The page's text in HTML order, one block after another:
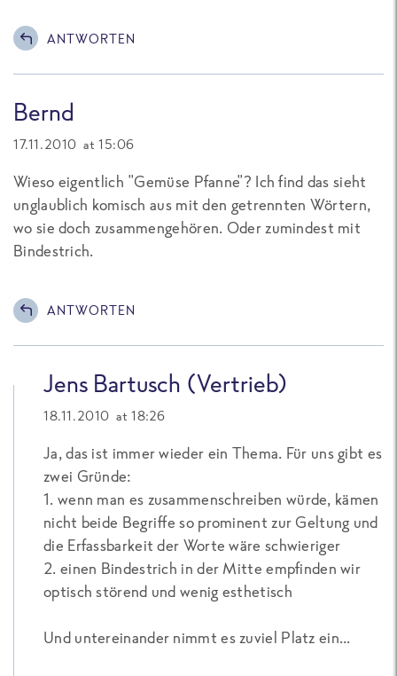
ANTWORTEN
Bernd
17.11.2010 at 15:06
Wieso eigentlich "Gemüse Pfanne"? Ich find das sieht
unglaublich komisch aus mit den getrennten Wörtern,
wo sie doch zusammengehören. Oder zumindest mit
Bindestrich.
ANTWORTEN
Jens Bartusch (Vertrieb)
18.11.2010 at 18:26
Ja, das ist immer wieder ein Thema. Für uns gibt es
zwei Gründe:
1. wenn man es zusammenschreiben würde, kämen
nicht beide Begriffe so prominent zur Geltung und
die Erfassbarkeit der Worte wäre schwieriger
2. einen Bindestrich in der Mitte empfinden wir
optisch störend und wenig esthetisch
Und untereinander nimmt es zuviel Platz ein...